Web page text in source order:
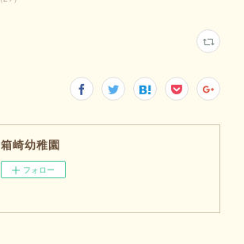
箱崎幼稚園
フォロー